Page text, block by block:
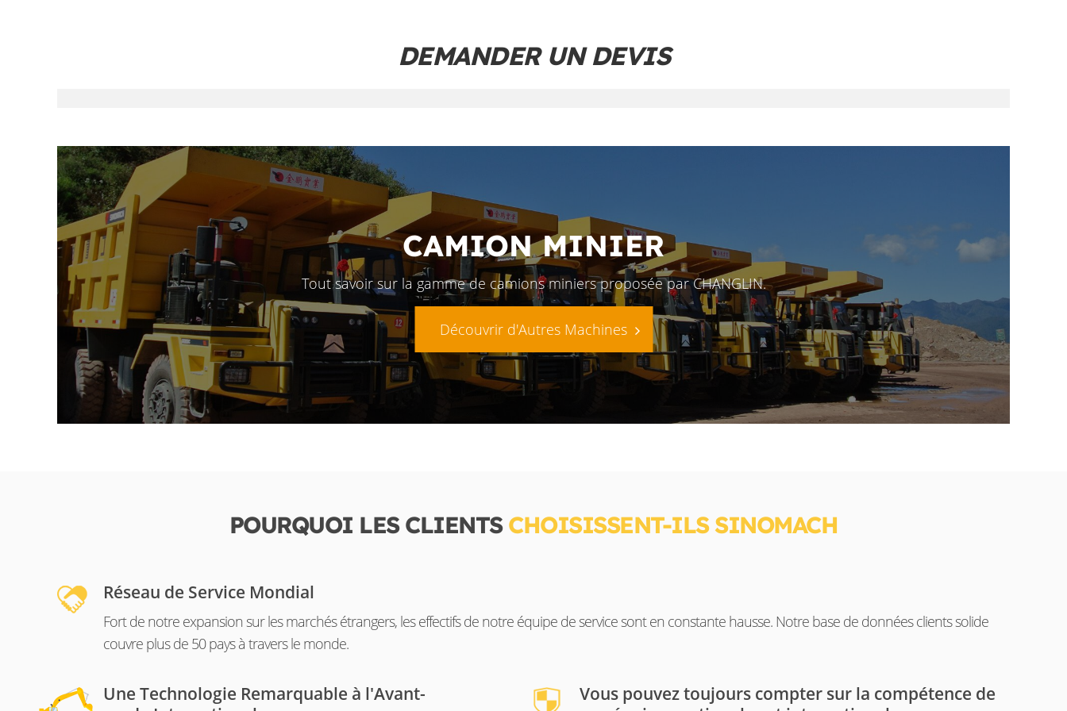
DEMANDER UN DEVIS
CAMION MINIER
Tout savoir sur la gamme de camions miniers proposée par CHANGLIN.
Découvrir d'Autres Machines
POURQUOI LES CLIENTSCHOISISSENT-ILS SINOMACH
Réseau de Service Mondial
Fort de notre expansion sur les marchés étrangers, les effectifs de notre équipe de service sont en constante hausse. Notre base de données clients solide
couvre plus de 50 pays à travers le monde.
Une Technologie Remarquable à l'Avant-
Vous pouvez toujours compter sur la compétence de